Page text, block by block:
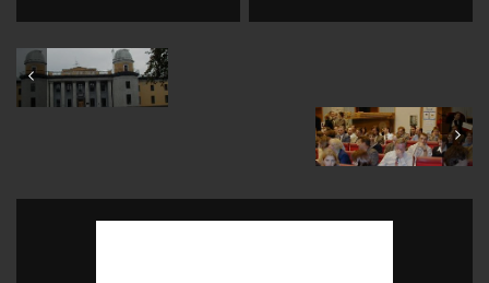
August 1999
October 1999